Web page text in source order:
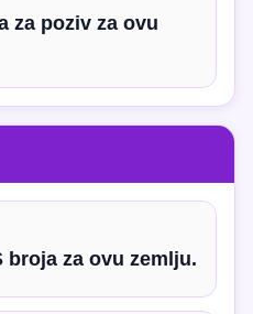
za poziv za ovu
broja za ovu zemlju.